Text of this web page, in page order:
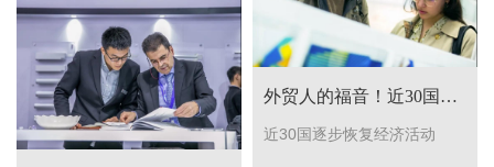
外贸人的福音！近30国逐步恢复经济活动
近30国逐步恢复经济活动